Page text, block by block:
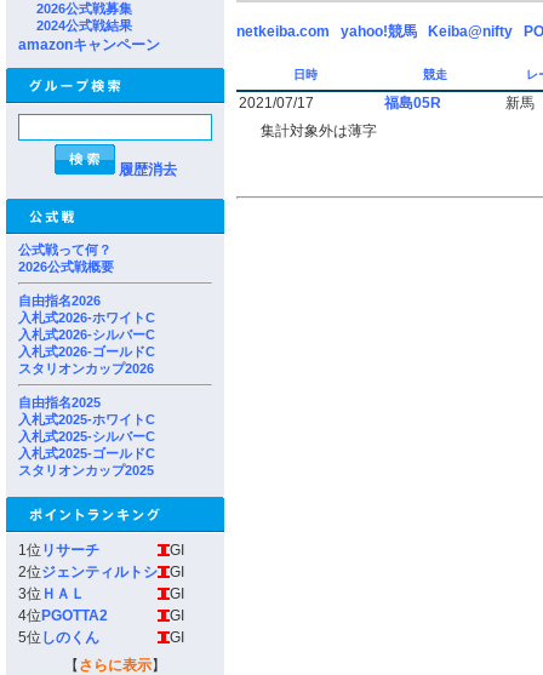
2026公式戦募集
2024公式戦結果
amazonキャンペーン
履歴消去
公式戦って何？
2026公式戦概要
自由指名2026
入札式2026-ホワイトC
入札式2026-シルバーC
入札式2026-ゴールドC
スタリオンカップ2026
自由指名2025
入札式2025-ホワイトC
入札式2025-シルバーC
入札式2025-ゴールドC
スタリオンカップ2025
1位 リサーチ
GI
2位ジェンティルトシ
GI
3位 ＨＡＬ
GI
4位 PGOTTA2
GI
5位 しのくん
GI
【 さらに表示】
netkeiba.com yahoo!競馬 Keiba@nifty
日時 競走 レ
2021/07/17 福島05R
新馬
集計対象外は薄字